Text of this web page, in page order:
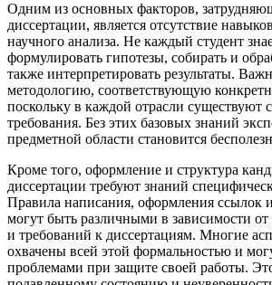
Одним из основных факторов,
диссертации, является отсутствие
научного анализа. Не каждый студент
формулировать гипотезы, собирать и
также интерпретировать результаты.
методологию, соответствующую
поскольку в каждой отрасли существуют
требования. Без этих базовых знаний
предметной области становится
Кроме того, оформление и структура
диссертации требуют знаний
Правила написания, оформления ссылок
могут быть различными в зависимости от
и требований к диссертациям. Многие
охвачены всей этой формальностью и
проблемами при защите своей работы.